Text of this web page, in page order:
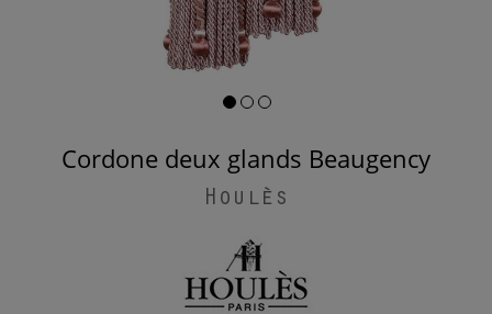
Cordone deux glands Beaugency
Houlès